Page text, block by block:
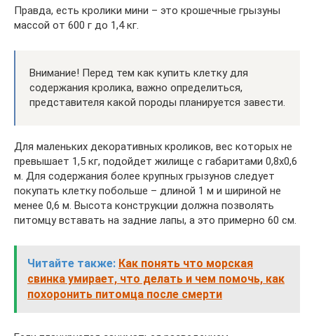
Правда, есть кролики мини – это крошечные грызуны
массой от 600 г до 1,4 кг.
Внимание! Перед тем как купить клетку для
содержания кролика, важно определиться,
представителя какой породы планируется завести.
Для маленьких декоративных кроликов, вес которых не
превышает 1,5 кг, подойдет жилище с габаритами 0,8х0,6
м. Для содержания более крупных грызунов следует
покупать клетку побольше – длиной 1 м и шириной не
менее 0,6 м. Высота конструкции должна позволять
питомцу вставать на задние лапы, а это примерно 60 см.
Читайте также: Как понять что морская
свинка умирает, что делать и чем помочь, как
похоронить питомца после смерти